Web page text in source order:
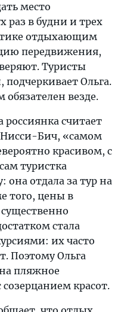
место
раз в будни и трех
отдыхающим
передвижения,
Туристы
подчеркивает Ольга.
везде.
считает
Бич, «самом
красивом, с
туристка
она отдала за тур на
того, цены в
стала
их часто
Поэтому Ольга
на пляжное
красот.